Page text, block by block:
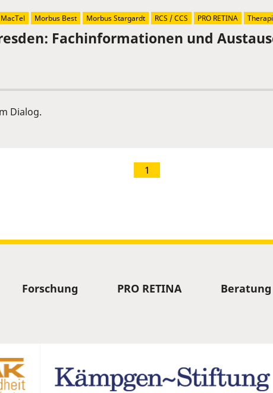
Fachinformationen und
Dialog.
MacTel Morbus Best Morbus Stargardt RCS / CCS PRO RETINA
1
Forschung PRO RETINA Beratung